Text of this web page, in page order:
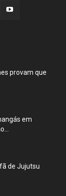
provam que
em
de Jujutsu